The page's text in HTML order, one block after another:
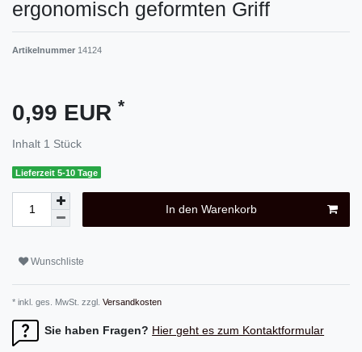
ergonomisch geformten Griff
Artikelnummer 14124
0,99 EUR *
Inhalt 1 Stück
Lieferzeit 5-10 Tage
In den Warenkorb
Wunschliste
* inkl. ges. MwSt. zzgl. Versandkosten
Sie haben Fragen? Hier geht es zum Kontaktformular